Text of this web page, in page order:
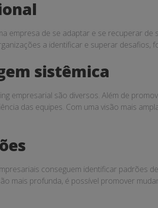
empresa de se adaptar e se recuperar
a identificar e superar
sistêmica
empresarial são diversos. Além de
das equipes. Com uma visão mais
conseguem identificar padrões
mais profunda, é possível promover